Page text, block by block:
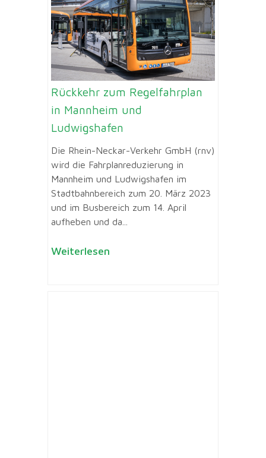
Rückkehr zum Regelfahrplan
in Mannheim und
Ludwigshafen
Die Rhein-Neckar-Verkehr GmbH (rnv)
wird die Fahrplanreduzierung in
Mannheim und Ludwigshafen im
Stadtbahnbereich zum 20. März 2023
und im Busbereich zum 14. April
aufheben und da...
Weiterlesen